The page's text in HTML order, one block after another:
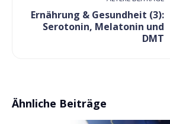
Ernährung & Gesundheit (3):
Serotonin, Melatonin und
DMT
Ähnliche Beiträge